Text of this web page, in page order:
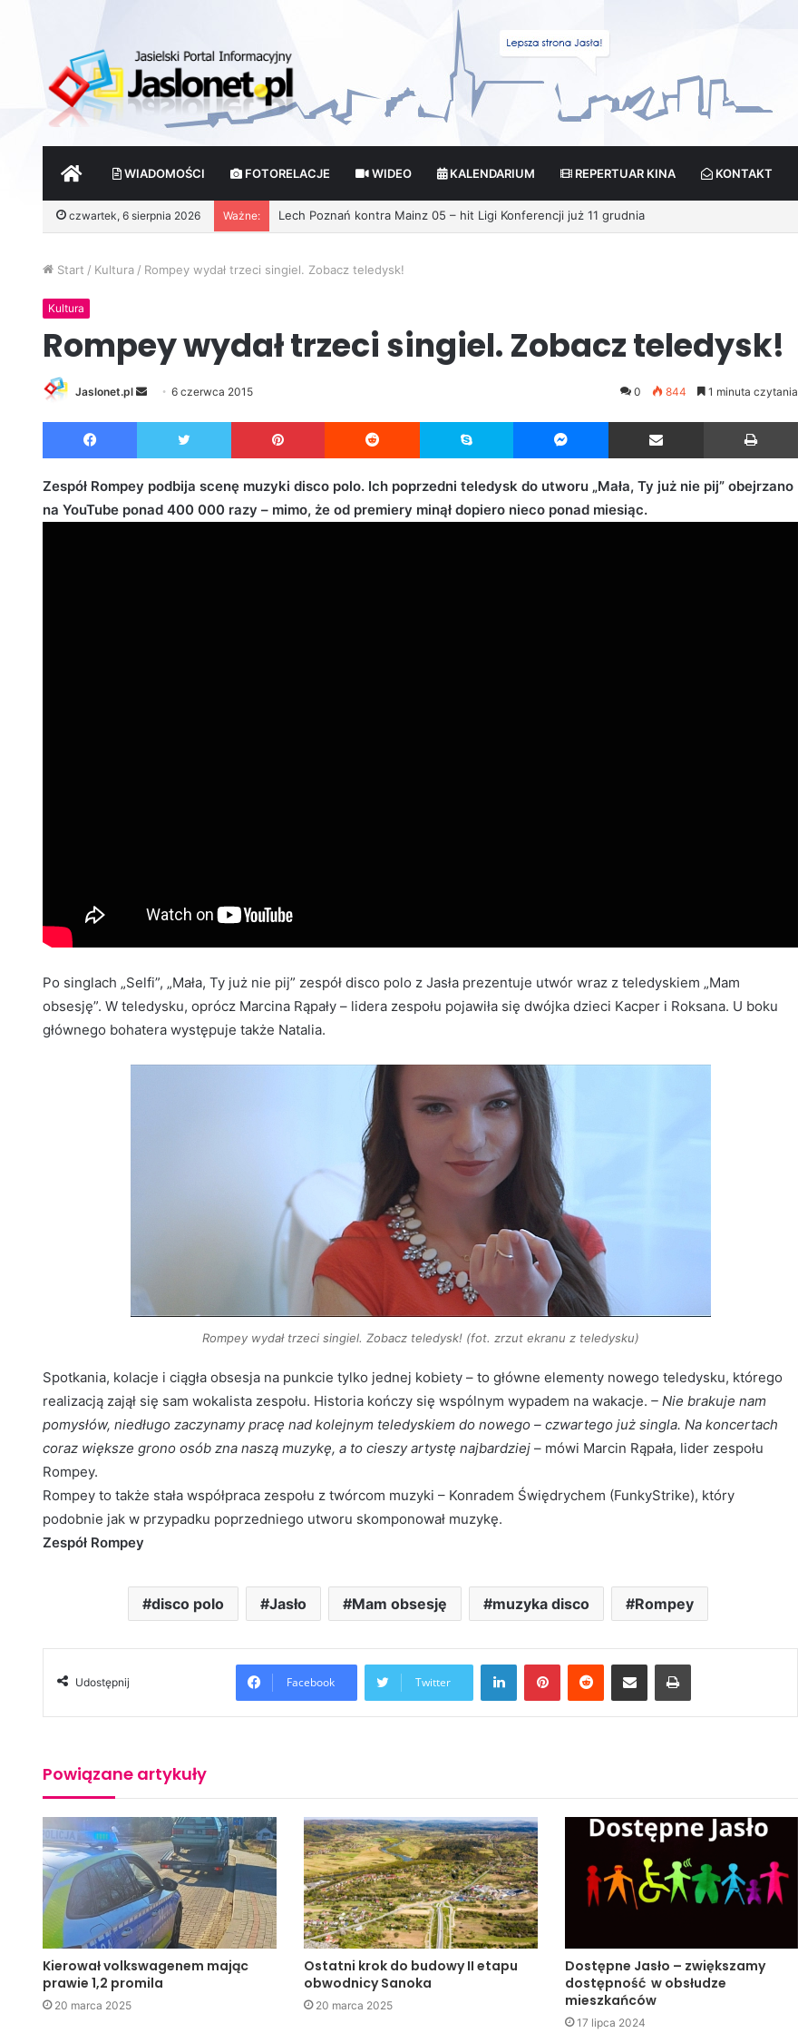
START WIADOMOŚCI FOTORELACJE WIDEO KALENDARIUM REPERTUAR KINA KONTAKT
czwartek, 6 sierpnia 2026 Ważne:
Wróżby – Prawda czy Fikcja?
Start / Kultura / Rompey wydał trzeci singiel. Zobacz teledysk!
Kultura
Rompey wydał trzeci singiel. Zobacz teledysk!
Jaslonet.pl
d
e
6 czerwca 2015 0 844 1 minuta czytania
Facebook Twitter Pinterest Reddit Skype Messenger Udostępnij przez Email
Zespół Rompey podbija scenę muzyki disco polo. Ich poprzedni teledysk do utworu „Mała, Ty już nie pij” obejrzano
na YouTube ponad 400 000 razy – mimo, że od premiery minął dopiero nieco ponad miesiąc.
Po singlach „Selfi”, „Mała, Ty już nie pij” zespół disco polo z Jasła prezentuje utwór wraz z teledyskiem „Mam
obsesję”. W teledysku, oprócz Marcina Rąpały – lidera zespołu pojawiła się dwójka dzieci Kacper i Roksana. U boku
głównego bohatera występuje także Natalia.
Rompey wydał trzeci singiel. Zobacz teledysk! (fot. zrzut ekranu z teledysku)
Spotkania, kolacje i ciągła obsesja na punkcie tylko jednej kobiety – to główne elementy nowego teledysku, którego
realizacją zajął się sam wokalista zespołu. Historia kończy się wspólnym wypadem na wakacje. – Nie brakuje nam
pomysłów, niedługo zaczynamy pracę nad kolejnym teledyskiem do nowego – czwartego już singla. Na koncertach
coraz większe grono osób zna naszą muzykę, a to cieszy artystę najbardziej – mówi Marcin Rąpała, lider zespołu
Rompey.
Rompey to także stała współpraca zespołu z twórcom muzyki – Konradem Świędrychem (FunkyStrike), który
podobnie jak w przypadku poprzedniego utworu skomponował muzykę.
Zespół Rompey
disco polo Jasło Mam obsesję muzyka disco Rompey
Udostępnij Facebook Twitter
LinkedIn
Powiązane artykuły
Kierował volkswagenem mając
prawie 1,2 promila
20 marca 2025
Ostatni krok do budowy II etapu
obwodnicy Sanoka
20 marca 2025
Dostępne Jasło – zwiększamy
dostępność w obsłudze
mieszkańców
17 lipca 2024